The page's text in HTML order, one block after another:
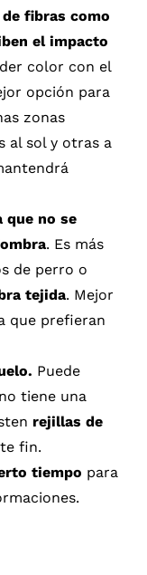
fibras como
el impacto
color con el
opción para
zonas
al sol y otras a
que no se
. Es más
de perro o
tejida. Mejor
que prefieran
Puede
tiene una
rejillas de
fin.
tiempo para